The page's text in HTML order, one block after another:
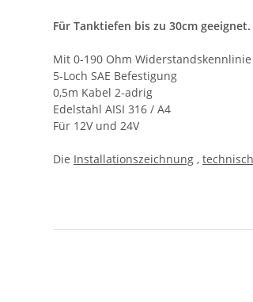
Für Tanktiefen bis zu 30cm geeignet.
Mit 0-190 Ohm
5-Loch SAE Befestigung
0,5m Kabel 2-adrig
Edelstahl AISI 316 / A4
Für 12V und 24V
Die Installationszeichnung ,